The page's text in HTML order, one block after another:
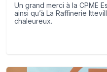
Un grand merci à la CPME
ainsi qu’à La Raffinerie
chaleureux.